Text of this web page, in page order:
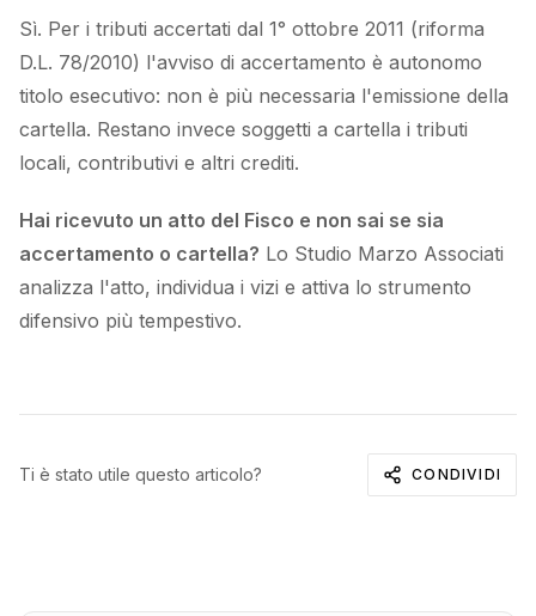
Sì. Per i tributi accertati dal 1° ottobre 2011 (riforma
D.L. 78/2010) l'avviso di accertamento è autonomo
titolo esecutivo: non è più necessaria l'emissione della
cartella. Restano invece soggetti a cartella i tributi
locali, contributivi e altri crediti.
Hai ricevuto un atto del Fisco e non sai se sia
accertamento o cartella? Lo Studio Marzo Associati
analizza l'atto, individua i vizi e attiva lo strumento
difensivo più tempestivo.
Ti è stato utile questo articolo? CONDIVIDI